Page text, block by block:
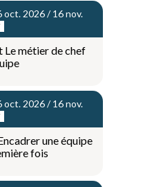
oct. 2026 / 16 nov.
métier de chef
oct. 2026 / 16 nov.
une équipe
fois